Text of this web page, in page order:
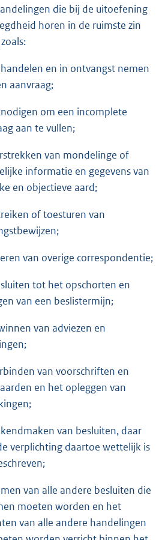
die bij de uitoefening
horen in de ruimste zin
en in ontvangst nemen
aanvraag;
om een incomplete
aan te vullen;
van mondelinge of
informatie en gegevens van
en objectieve aard;
of toesturen van
van overige correspondentie;
tot het opschorten en
van een beslistermijn;
van adviezen en
van voorschriften en
en het opleggen van
van besluiten, daar
verplichting daartoe wettelijk is
van alle andere besluiten die
moeten worden en het
van alle andere handelingen